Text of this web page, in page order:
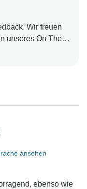
Wir freuen
unseres On The
Wir
aufrichtig, dass
haben
für Sie da zu
ansehen
ebenso wie